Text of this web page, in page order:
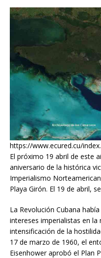
https://www.ecured.cu/
El próximo 19 abril de este
aniversario de la histórica
Imperialismo
Playa Girón. El 19 de abril,
La Revolución Cubana
intereses imperialistas en la
intensificación de la
17 de marzo de 1960, el
Eisenhower aprobó el Plan